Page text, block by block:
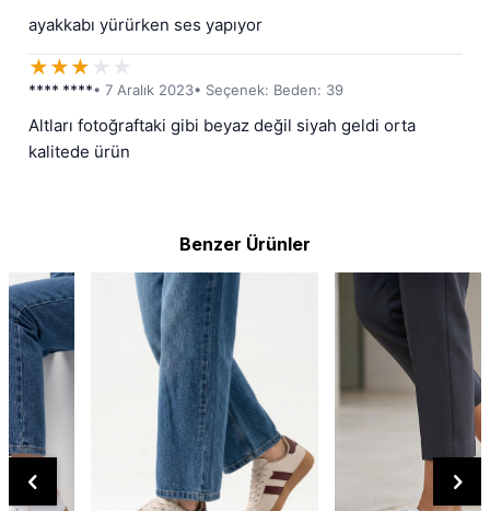
ayakkabı yürürken ses yapıyor
★★★ ★ ★
**** ****• 7 Aralık 2023• Seçenek: Beden: 39
Altları fotoğraftaki gibi beyaz değil siyah geldi orta
kalitede ürün
Benzer Ürünler